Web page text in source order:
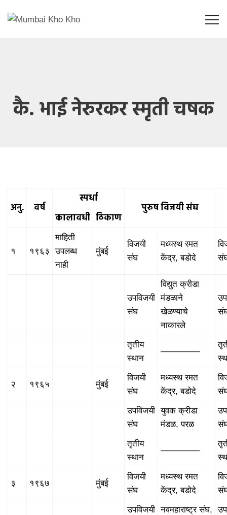
कै. भाई नेरुरकर स्मृती चषक
अनु. वर्ष
स्पर्धा
पुरुष विजयी संघ
कालावधी ठिकाण
१ १९६३
माहिती
उपलब्ध
नाही
मुंबई
विजयी
संघ
मध्यस्थ रमत
केंद्र, बडोदे
उपविजयी
संघ
विद्युत क्रीडा
मंडळाने
खेळण्याचे
नाकारले
तृतीय
स्थान
————–
२ १९६५ मुंबई
विजयी
संघ
मध्यस्थ रमत
केंद्र, बडोदे
उपविजयी
संघ
युवक क्रीडा
मंडळ, परळ
तृतीय
स्थान
————–
३ १९६७ मुंबई
विजयी
संघ
मध्यस्थ रमत
केंद्र, बडोदे
उपविजयी नवमहाराष्ट्र संघ,